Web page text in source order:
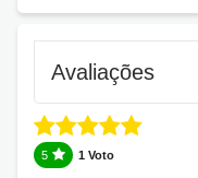
Avaliações
5 1 Voto